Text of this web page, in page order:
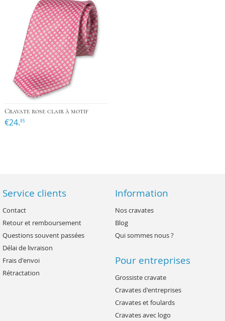
Cravate rose clair à motif
€24.95
Service clients
Contact
Retour et remboursement
Questions souvent passées
Délai de livraison
Frais d'envoi
Rétractation
Information
Nos cravates
Blog
Qui sommes nous ?
Pour entreprises
Grossiste cravate
Cravates d'entreprises
Cravates et foulards
Cravates avec logo